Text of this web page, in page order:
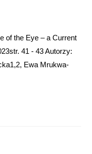
of the Eye – a Current
41 - 43 Autorzy:
Ewa Mrukwa-